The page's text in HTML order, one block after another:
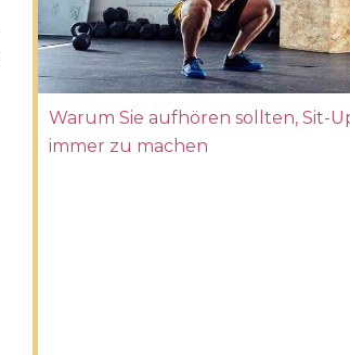
Warum Sie aufhören sollten, Sit-
immer zu machen